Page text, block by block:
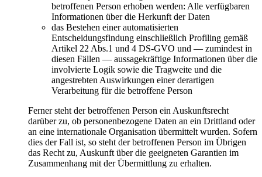
betroffenen Person erhoben werden: Alle verfügbaren
Informationen über die Herkunft der Daten
das Bestehen einer automatisierten
Entscheidungsfindung einschließlich Profiling gemäß
Artikel 22 Abs.1 und 4 DS-GVO und — zumindest in
diesen Fällen — aussagekräftige Informationen über die
involvierte Logik sowie die Tragweite und die
angestrebten Auswirkungen einer derartigen
Verarbeitung für die betroffene Person
Ferner steht der betroffenen Person ein Auskunftsrecht
darüber zu, ob personenbezogene Daten an ein Drittland oder
an eine internationale Organisation übermittelt wurden. Sofern
dies der Fall ist, so steht der betroffenen Person im Übrigen
das Recht zu, Auskunft über die geeigneten Garantien im
Zusammenhang mit der Übermittlung zu erhalten.